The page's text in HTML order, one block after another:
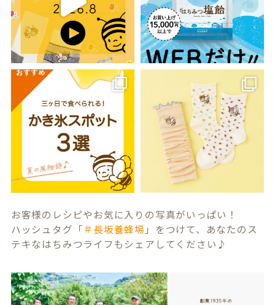
お客様のレシピやお気に入りの写真がいっぱい！
ハッシュタグ「＃長坂養蜂場 」をつけて、あなたのス
テキなはちみつライフもシェアしてください♪